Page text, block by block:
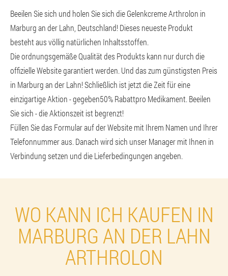
Beeilen Sie sich und holen Sie sich die Gelenkcreme Arthrolon in
Marburg an der Lahn, Deutschland! Dieses neueste Produkt
besteht aus völlig natürlichen Inhaltsstoffen.
Die ordnungsgemäße Qualität des Produkts kann nur durch die
offizielle Website garantiert werden. Und das zum günstigsten Preis
in Marburg an der Lahn! Schließlich ist jetzt die Zeit für eine
einzigartige Aktion - gegeben50% Rabattpro Medikament. Beeilen
Sie sich - die Aktionszeit ist begrenzt!
Füllen Sie das Formular auf der Website mit Ihrem Namen und Ihrer
Telefonnummer aus. Danach wird sich unser Manager mit Ihnen in
Verbindung setzen und die Lieferbedingungen angeben.
WO KANN ICH KAUFEN IN
MARBURG AN DER LAHN
ARTHROLON